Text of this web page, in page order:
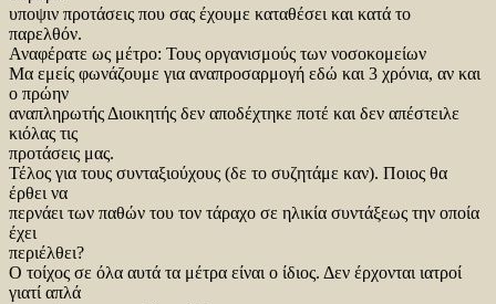
υποψιν προτάσεις που σας έχουμε καταθέσει και κατά το
παρελθόν.
Αναφέρατε ως μέτρο: Τους οργανισμούς των νοσοκομείων
Μα εμείς φωνάζουμε για αναπροσαρμογή εδώ και 3 χρόνια, αν και
ο πρώην
αναπληρωτής Διοικητής δεν αποδέχτηκε ποτέ και δεν απέστειλε
κιόλας τις
προτάσεις μας.
Τέλος για τους συνταξιούχους (δε το συζητάμε καν). Ποιος θα
έρθει να
περνάει των παθών του τον τάραχο σε ηλικία συντάξεως την οποία
έχει
περιέλθει?
Ο τοίχος σε όλα αυτά τα μέτρα είναι ο ίδιος. Δεν έρχονται ιατροί
γιατί απλά